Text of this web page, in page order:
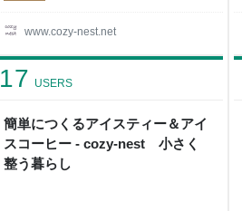
www.cozy-nest.net
簡単につくるアイスティー＆アイ
スコーヒー - cozy-nest 小さく
整う暮らし
17 USERS